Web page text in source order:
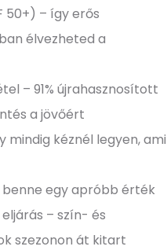
50+) – így erős
élvezheted a
– 91% újrahasznosított
a jövőért
mindig kéznél legyen, ami
egy apróbb érték
– szín- és
szezonon át kitart